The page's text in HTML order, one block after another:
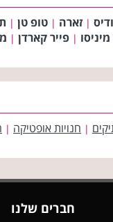
| זארה | טופ טן |
מיניסו | פייר קארדן |
| חנויות אופטיקה |
חברים שלנו